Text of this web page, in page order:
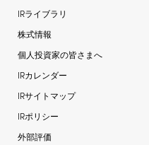
IRライブラリ
株式情報
個人投資家の皆さまへ
IRカレンダー
IRサイトマップ
IRポリシー
外部評価